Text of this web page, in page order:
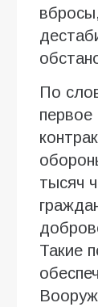
По
первое
тысяч
Такие